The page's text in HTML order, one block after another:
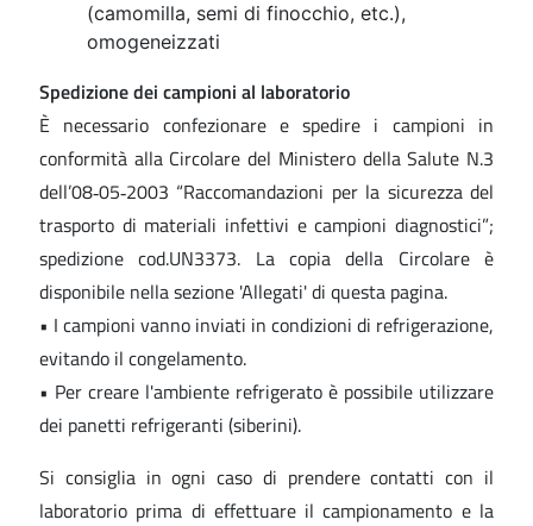
(camomilla, semi di finocchio, etc.),
omogeneizzati
Spedizione dei campioni al laboratorio
È necessario confezionare e spedire i campioni in
conformità alla Circolare del Ministero della Salute N.3
dell’08‐05‐2003 “Raccomandazioni per la sicurezza del
trasporto di materiali infettivi e campioni diagnostici”;
spedizione cod.UN3373. La copia della Circolare è
disponibile nella sezione 'Allegati' di questa pagina.
• I campioni vanno inviati in condizioni di refrigerazione,
evitando il congelamento.
• Per creare l'ambiente refrigerato è possibile utilizzare
dei panetti refrigeranti (siberini).
Si consiglia in ogni caso di prendere contatti con il
laboratorio prima di effettuare il campionamento e la